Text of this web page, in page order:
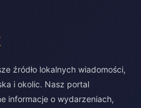
źródło lokalnych wiadomości,
i okolic. Nasz portal
informacje o wydarzeniach,